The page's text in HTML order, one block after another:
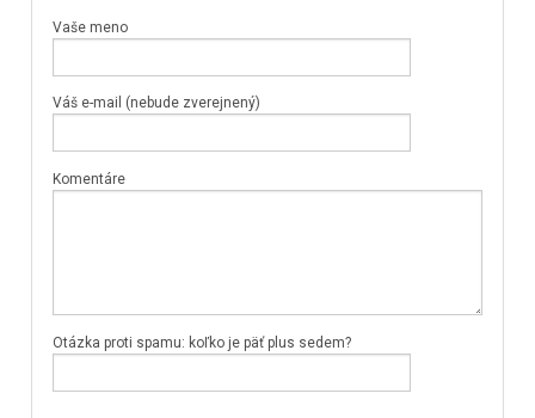
Vaše meno
Váš e-mail (nebude zverejnený)
Komentáre
Otázka proti spamu: koľko je päť plus sedem?